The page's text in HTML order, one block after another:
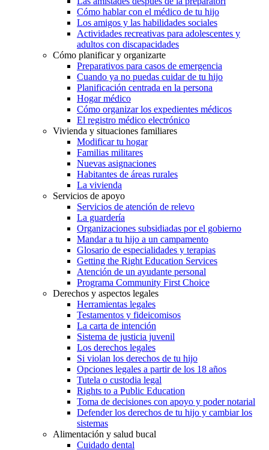
Cómo hablar con el médico de tu hijo
Los amigos y las habilidades sociales
Actividades recreativas para adolescentes y
adultos con discapacidades
Cómo planificar y organizarte
Preparativos para casos de emergencia
Cuando ya no puedas cuidar de tu hijo
Planificación centrada en la persona
Hogar médico
Cómo organizar los expedientes médicos
El registro médico electrónico
Vivienda y situaciones familiares
Modificar tu hogar
Familias militares
Nuevas asignaciones
Habitantes de áreas rurales
La vivienda
Servicios de apoyo
Servicios de atención de relevo
La guardería
Organizaciones subsidiadas por el gobierno
Mandar a tu hijo a un campamento
Glosario de especialidades y terapias
Getting the Right Education Services
Atención de un ayudante personal
Programa Community First Choice
Derechos y aspectos legales
Herramientas legales
Testamentos y fideicomisos
La carta de intención
Sistema de justicia juvenil
Los derechos legales
Si violan los derechos de tu hijo
Opciones legales a partir de los 18 años
Tutela o custodia legal
Rights to a Public Education
Toma de decisiones con apoyo y poder notarial
Defender los derechos de tu hijo y cambiar los
sistemas
Alimentación y salud bucal
Cuidado dental